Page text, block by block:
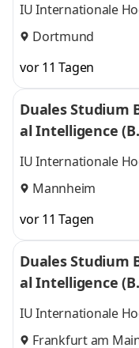
IU Internationale
Dortmund
vor 11 Tagen
Duales Studium
al Intelligence
IU Internationale
Mannheim
vor 11 Tagen
Duales Studium
al Intelligence
IU Internationale
Frankfurt am